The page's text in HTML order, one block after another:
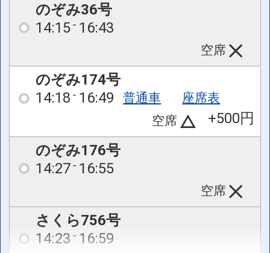
のぞみ36号
14:15 16:43
空席
のぞみ174号
14:18 16:49 普通車
座席表
空席
+500円
のぞみ176号
14:27 16:55
空席
さくら756号
14:23 16:59